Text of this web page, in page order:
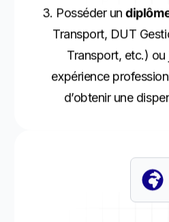
3. Posséder un
Transport, DUT
Transport, etc.) ou
expérience
d’obtenir une